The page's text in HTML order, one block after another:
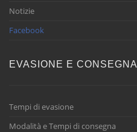
Notizie
Facebook
EVASIONE E CONSEGNA
Tempi di evasione
Modalità e Tempi di consegna